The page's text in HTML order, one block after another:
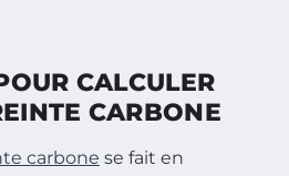
CALCULER
CARBONE
carbone se fait en